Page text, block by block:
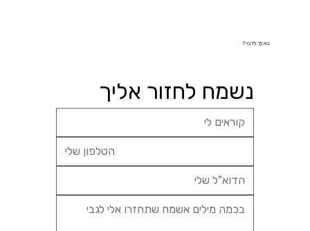
נשמח לחזור אליך
בא לך לדבר?